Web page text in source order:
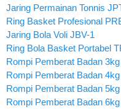
Jaring Permainan Tonnis
Ring Basket Profesional
Jaring Bola Voli JBV-1
Ring Bola Basket Portabel
Rompi Pemberat Badan
Rompi Pemberat Badan
Rompi Pemberat Badan
Rompi Pemberat Badan